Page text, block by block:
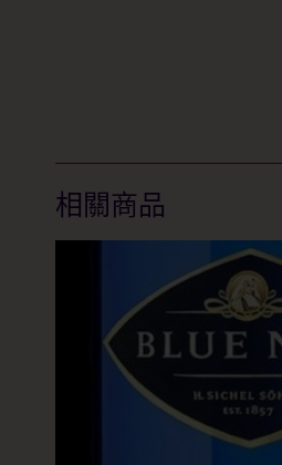
相關商品